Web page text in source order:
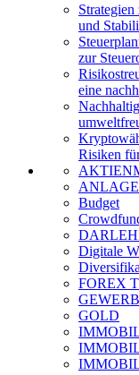
und
zur
eine
Risiken
Budget
Digitale
FOREX
GOLD